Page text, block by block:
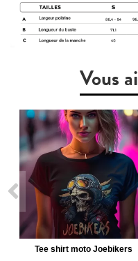
Vous
Tee shirt moto Joebikers